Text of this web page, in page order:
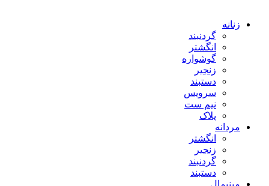
زنانه
گردنبند
انگشتر
گوشواره
زنجیر
دستبند
سرویس
نیم ست
پلاک
مردانه
انگشتر
زنجیر
گردنبند
دستبند